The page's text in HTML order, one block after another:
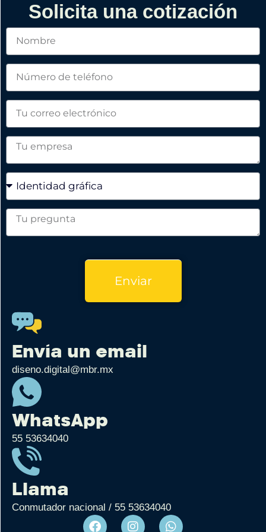
Solicita una cotización
Enviar
Envía un email
diseno.digital@mbr.mx
WhatsApp
55 53634040
Llama
Conmutador nacional / 55 53634040